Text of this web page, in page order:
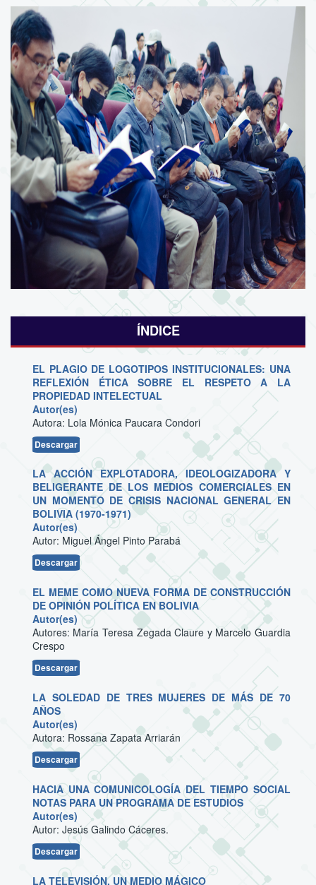
ÍNDICE
EL PLAGIO DE LOGOTIPOS INSTITUCIONALES: UNA
REFLEXIÓN ÉTICA SOBRE EL RESPETO A LA
PROPIEDAD INTELECTUAL
Autor(es)
Autora: Lola Mónica Paucara Condori
Descargar
LA ACCIÓN EXPLOTADORA, IDEOLOGIZADORA Y
BELIGERANTE DE LOS MEDIOS COMERCIALES EN
UN MOMENTO DE CRISIS NACIONAL GENERAL EN
BOLIVIA (1970-1971)
Autor(es)
Autor: Miguel Ángel Pinto Parabá
Descargar
EL MEME COMO NUEVA FORMA DE CONSTRUCCIÓN
DE OPINIÓN POLÍTICA EN BOLIVIA
Autor(es)
Autores: María Teresa Zegada Claure y Marcelo Guardia
Crespo
Descargar
LA SOLEDAD DE TRES MUJERES DE MÁS DE 70
AÑOS
Autor(es)
Autora: Rossana Zapata Arriarán
Descargar
HACIA UNA COMUNICOLOGÍA DEL TIEMPO SOCIAL
NOTAS PARA UN PROGRAMA DE ESTUDIOS
Autor(es)
Autor: Jesús Galindo Cáceres.
Descargar
LA TELEVISIÓN, UN MEDIO MÁGICO